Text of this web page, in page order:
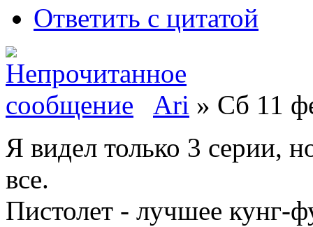
Ответить с цитатой
Ari » Сб 11
Я видел только 3 серии,
все.
Пистолет - лучшее кунг-